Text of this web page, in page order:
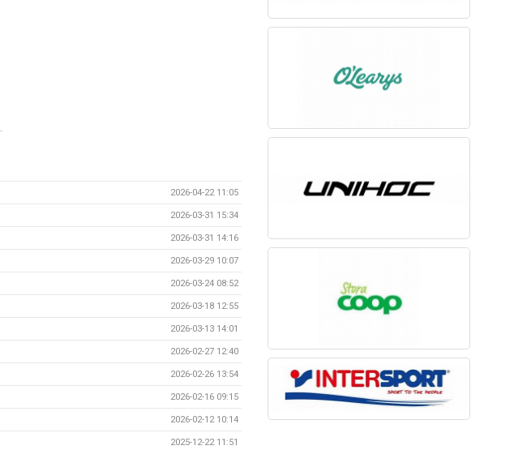
2026-04-22 11:05
2026-03-31 15:34
2026-03-31 14:16
2026-03-29 10:07
2026-03-24 08:52
2026-03-18 12:55
2026-03-13 14:01
2026-02-27 12:40
2026-02-26 13:54
2026-02-16 09:15
2026-02-12 10:14
2025-12-22 11:51